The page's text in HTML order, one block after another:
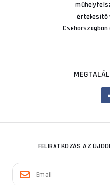
értékesítő
Csehországban
FELIRATKOZÁS AZ